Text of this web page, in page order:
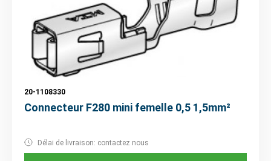
20-1108330
Connecteur F280 mini femelle 0,5 1,5mm²
Délai de livraison: contactez nous